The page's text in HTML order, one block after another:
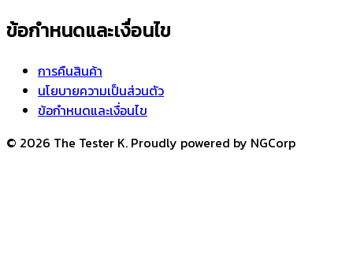
ข้อกำหนดและเงื่อนไข
การคืนสินค้า
นโยบายความเป็นส่วนตัว
ข้อกำหนดและเงื่อนไข
© 2026 The Tester K. Proudly powered by NGCorp